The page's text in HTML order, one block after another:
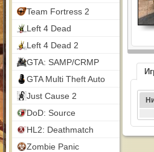
Team Fortress 2
Left 4 Dead
Left 4 Dead 2
GTA: SAMP/CRMP
GTA Multi Theft Auto
Just Cause 2
DoD: Source
HL2: Deathmatch
Zombie Panic